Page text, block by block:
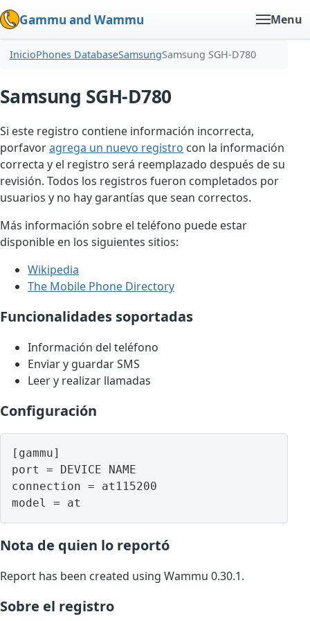
Gammu and Wammu Menu
InicioPhones DatabaseSamsungSamsung SGH-D780
Samsung SGH-D780
Si este registro contiene información incorrecta,
porfavoragrega un nuevo registro con la información
correcta y el registro será reemplazado después de su
revisión. Todos los registros fueron completados por
usuarios y no hay garantías que sean correctos.
Más información sobre el teléfono puede estar
disponible en los siguientes sitios:
Wikipedia
The Mobile Phone Directory
Funcionalidades soportadas
Información del teléfono
Enviar y guardar SMS
Leer y realizar llamadas
Configuración
[gammu]
port = DEVICE NAME
connection = at115200
model = at
Nota de quien lo reportó
Report has been created using Wammu 0.30.1.
Sobre el registro